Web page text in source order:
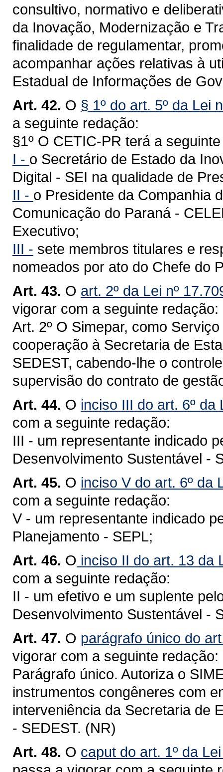
consultivo, normativo e
da Inovação, Modernização e
finalidade de regulamentar,
acompanhar ações relativas à
Estadual de Informações de
Art. 42. O § 1º do art. 5º da Lei
a seguinte redação:
§1º O CETIC-PR terá a
I - o Secretário de Estado da
Digital - SEI na qualidade de
II - o Presidente da Companhia
Comunicação do Paraná -
Executivo;
III - sete membros titulares e
nomeados por ato do Chefe do
Art. 43. O art. 2º da Lei nº
vigorar com a seguinte redação:
Art. 2º O Simepar, como
cooperação à Secretaria de
SEDEST, cabendo-lhe o
supervisão do contrato de
Art. 44. O inciso III do art. 6º
com a seguinte redação:
III - um representante indicado
Desenvolvimento Sustentável -
Art. 45. O inciso V do art. 6º da
com a seguinte redação:
V - um representante indicado
Planejamento - SEPL;
Art. 46. O inciso II do art. 13 da
com a seguinte redação:
II - um efetivo e um suplente
Desenvolvimento Sustentável -
Art. 47. O parágrafo único do
vigorar com a seguinte redação:
Parágrafo único. Autoriza o
instrumentos congêneres com
interveniência da Secretaria de
- SEDEST. (NR)
Art. 48. O caput do art. 1º da